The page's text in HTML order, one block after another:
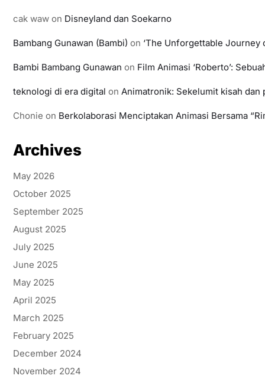
cak wawon Disneyland dan Soekarno
Bambang Gunawan (Bambi) on ‘The Unforgettable Journey
Bambi Bambang Gunawan on Film Animasi ‘Roberto’:
teknologi di era digital on Animatronik: Sekelumit kisah dan
Chonie on Berkolaborasi Menciptakan Animasi Bersama
Archives
May 2026
October 2025
September 2025
August 2025
July 2025
June 2025
May 2025
April 2025
March 2025
February 2025
December 2024
November 2024